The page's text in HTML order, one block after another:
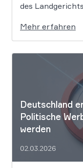
des
Produkte als
bewirbt, die
selbst verlangt
Mehr erfahren
Deutschland
Politische
werden
02.03.2026